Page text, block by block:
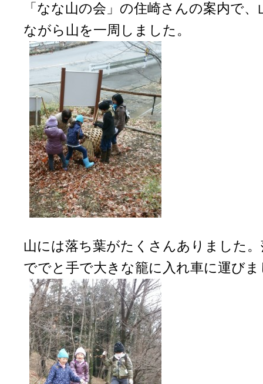
「なな山の会」の住崎さんの案内で
ながら山を一周しました。
山には落ち葉がたくさんありました
ででと手で大きな籠に入れ車に運び